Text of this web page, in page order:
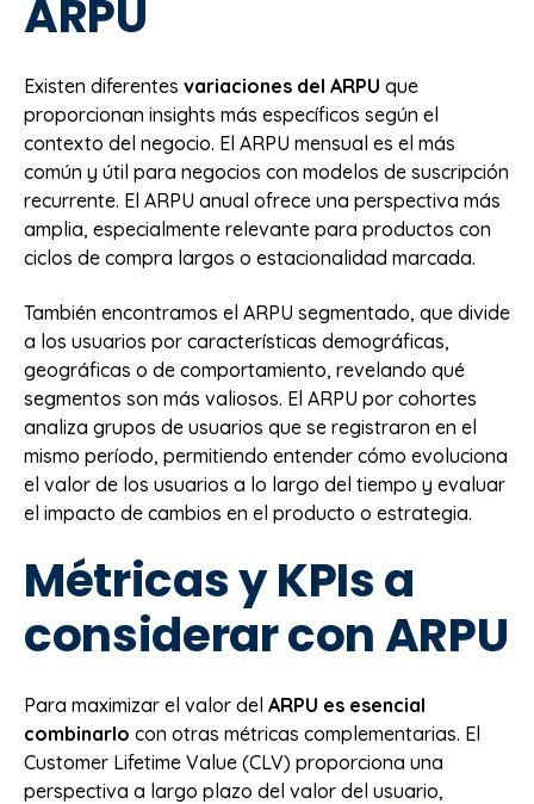
ARPU
Existen diferentes variaciones del ARPU que
proporcionan insights más específicos según el
contexto del negocio. El ARPU mensual es el más
común y útil para negocios con modelos de suscripción
recurrente. El ARPU anual ofrece una perspectiva más
amplia, especialmente relevante para productos con
ciclos de compra largos o estacionalidad marcada.
También encontramos el ARPU segmentado, que divide
a los usuarios por características demográficas,
geográficas o de comportamiento, revelando qué
segmentos son más valiosos. El ARPU por cohortes
analiza grupos de usuarios que se registraron en el
mismo período, permitiendo entender cómo evoluciona
el valor de los usuarios a lo largo del tiempo y evaluar
el impacto de cambios en el producto o estrategia.
Métricas y KPIs a
considerar con ARPU
Para maximizar el valor del ARPU es esencial
combinarlo con otras métricas complementarias. El
Customer Lifetime Value (CLV) proporciona una
perspectiva a largo plazo del valor del usuario,